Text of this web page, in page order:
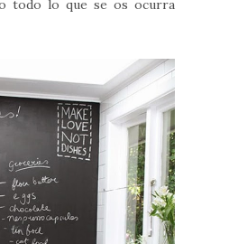
todo lo que se os ocurra